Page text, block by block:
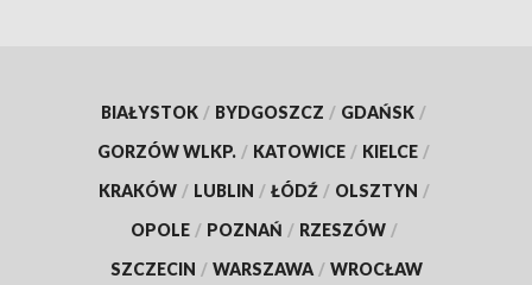
BIAŁYSTOK / BYDGOSZCZ / GDAŃSK /
GORZÓW WLKP. / KATOWICE / KIELCE /
KRAKÓW / LUBLIN / ŁÓDŹ / OLSZTYN /
OPOLE / POZNAŃ / RZESZÓW /
SZCZECIN / WARSZAWA / WROCŁAW